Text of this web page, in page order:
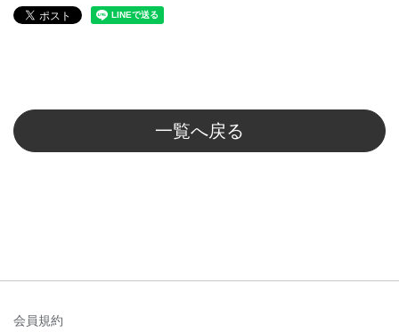
一覧へ戻る
会員規約